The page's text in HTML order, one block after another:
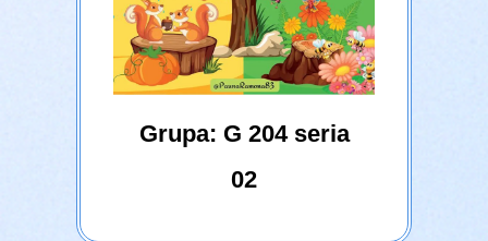
Grupa: G 204 seria
02